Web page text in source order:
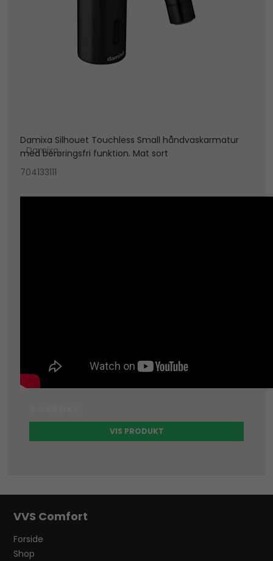
Damixa Silhouet Touchless Small håndvaskarmatur
med berøringsfri funktion. Mat sort
Damixa
704133111
VIS PRODUKT
VVS Comfort
Forside
Shop